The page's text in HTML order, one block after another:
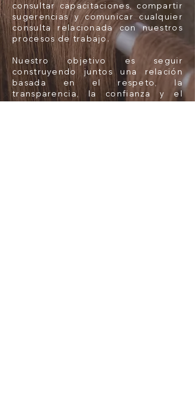
consultar capacitaciones, compartir
sugerencias y comunicar cualquier
consulta relacionada con nuestros
procesos de trabajo.
Nuestro objetivo es seguir
construyendo juntos una relación
basada en el respeto, la
transparencia, la confianza y el
crecimiento compartido.